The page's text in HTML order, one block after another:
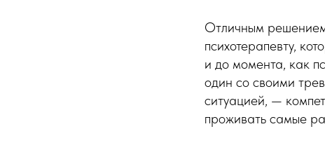
Отличным решением
психотерапевту,
и до момента, как
один со своими
ситуацией, —
проживать самые